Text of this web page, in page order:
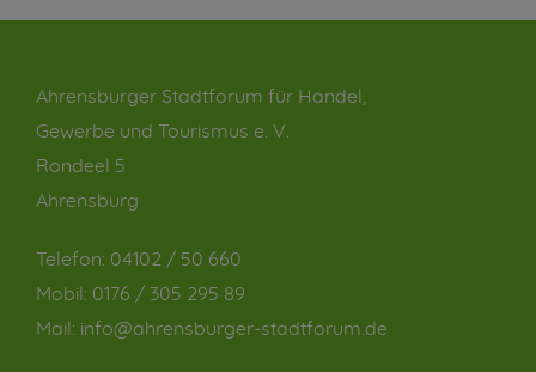
Ahrensburger Stadtforum für Handel,
Gewerbe und Tourismus e. V.
Rondeel 5
Ahrensburg
Telefon: 04102 / 50 660
Mobil: 0176 / 305 295 89
Mail: info@ahrensburger-stadtforum.de